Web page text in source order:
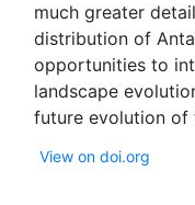
much greater
distribution of
opportunities to
landscape
View on doi.org